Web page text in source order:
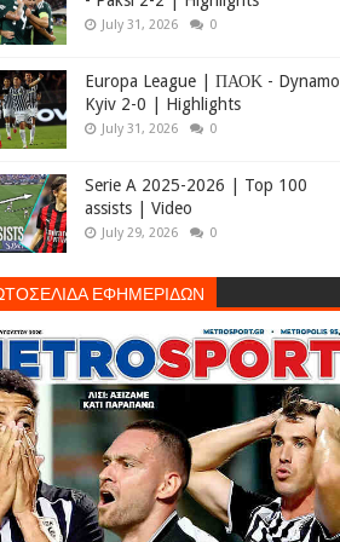
July 31, 2026 0
Europa League | ΠΑΟΚ - Dynamo
Kyiv 2-0 | Highlights
July 31, 2026 0
Serie A 2025-2026 | Top 100
assists | Video
July 29, 2026 0
ΕΦΗΜΕΡΙΔΩΝ